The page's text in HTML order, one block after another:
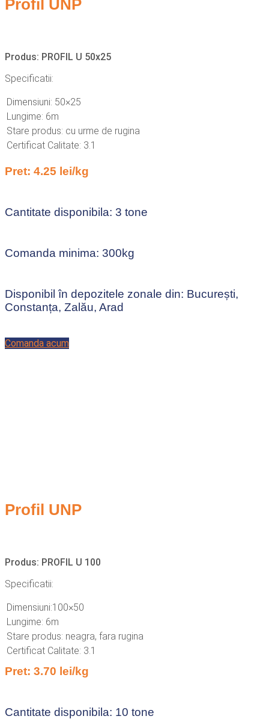
Profil UNP
Produs: PROFIL U 50x25
Specificatii:
Dimensiuni: 50×25
Lungime: 6m
Stare produs: cu urme de rugina
Certificat Calitate: 3.1
Pret: 4.25 lei/kg
Cantitate disponibila: 3 tone
Comanda minima: 300kg
Disponibil în depozitele zonale din: București,
Constanța, Zalău, Arad
Comanda acum
Profil UNP
Produs: PROFIL U 100
Specificatii:
Dimensiuni:100×50
Lungime: 6m
Stare produs: neagra, fara rugina
Certificat Calitate: 3.1
Pret: 3.70 lei/kg
Cantitate disponibila: 10 tone